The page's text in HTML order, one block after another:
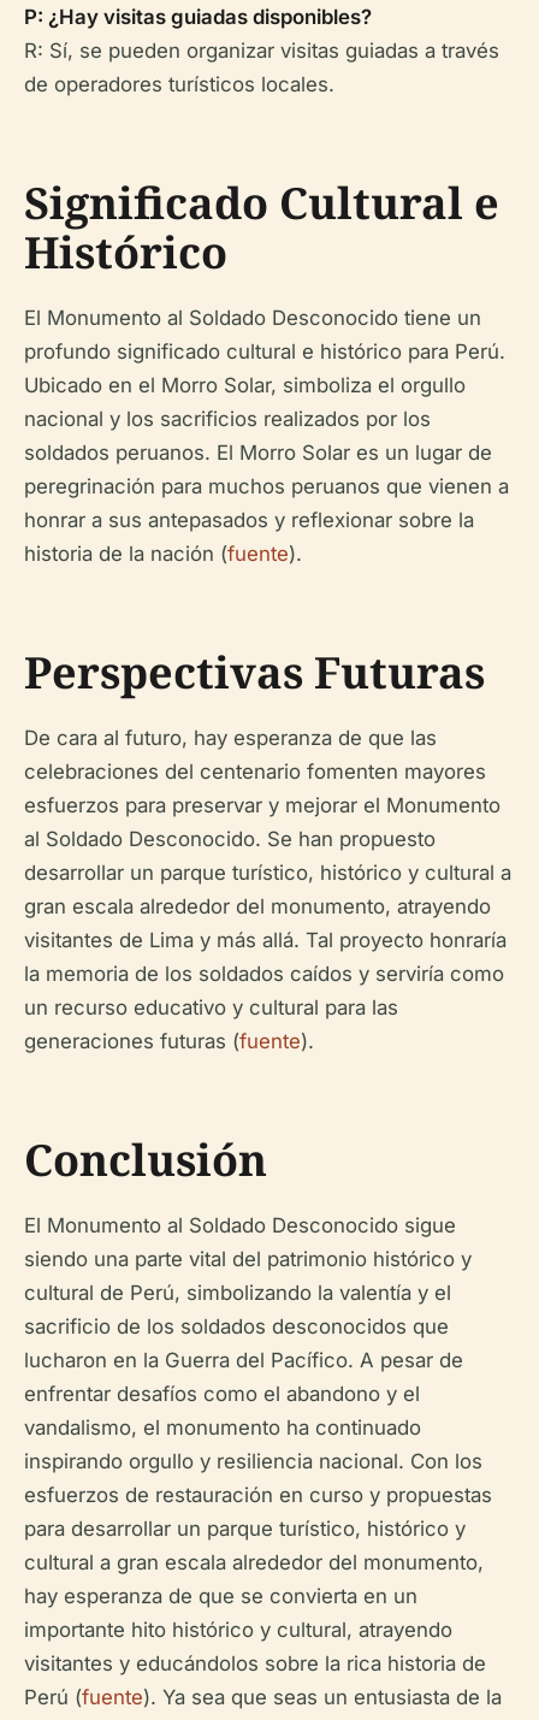
P: ¿Hay visitas guiadas disponibles?
R: Sí, se pueden organizar visitas guiadas a través
de operadores turísticos locales.
Significado Cultural e
Histórico
El Monumento al Soldado Desconocido tiene un
profundo significado cultural e histórico para Perú.
Ubicado en el Morro Solar, simboliza el orgullo
nacional y los sacrificios realizados por los
soldados peruanos. El Morro Solar es un lugar de
peregrinación para muchos peruanos que vienen a
honrar a sus antepasados y reflexionar sobre la
historia de la nación (fuente).
Perspectivas Futuras
De cara al futuro, hay esperanza de que las
celebraciones del centenario fomenten mayores
esfuerzos para preservar y mejorar el Monumento
al Soldado Desconocido. Se han propuesto
desarrollar un parque turístico, histórico y cultural a
gran escala alrededor del monumento, atrayendo
visitantes de Lima y más allá. Tal proyecto honraría
la memoria de los soldados caídos y serviría como
un recurso educativo y cultural para las
generaciones futuras (fuente).
Conclusión
El Monumento al Soldado Desconocido sigue
siendo una parte vital del patrimonio histórico y
cultural de Perú, simbolizando la valentía y el
sacrificio de los soldados desconocidos que
lucharon en la Guerra del Pacífico. A pesar de
enfrentar desafíos como el abandono y el
vandalismo, el monumento ha continuado
inspirando orgullo y resiliencia nacional. Con los
esfuerzos de restauración en curso y propuestas
para desarrollar un parque turístico, histórico y
cultural a gran escala alrededor del monumento,
hay esperanza de que se convierta en un
importante hito histórico y cultural, atrayendo
visitantes y educándolos sobre la rica historia de
Perú (fuente). Ya sea que seas un entusiasta de la